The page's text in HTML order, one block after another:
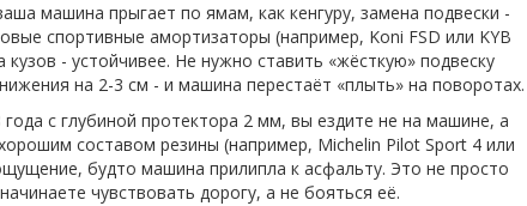
машина прыгает по ямам, как кенгуру, замена подвески -
спортивные амортизаторы (например, Koni FSD или KYB
- устойчивее. Не нужно ставить «жёсткую» подвеску
на 2-3 см - и машина перестаёт «плыть» на поворотах.
с глубиной протектора 2 мм, вы ездите не на машине, а
составом резины (например, Michelin Pilot Sport 4 или
будто машина прилипла к асфальту. Это не просто
чувствовать дорогу, а не бояться её.